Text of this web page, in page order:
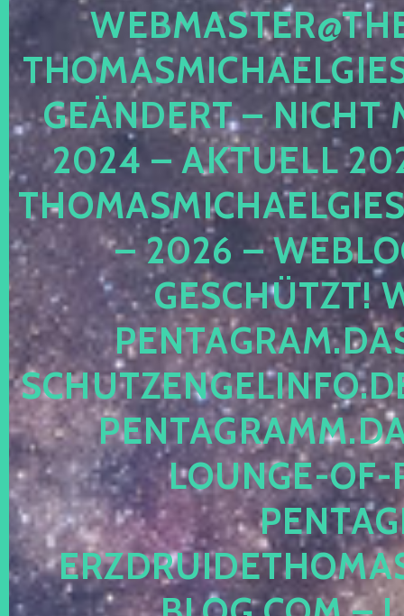
GEÄNDERT – NICHT
2024 – AKTUELL
– 2026 –
ESCHÜTZT!
OUNGE-OF-